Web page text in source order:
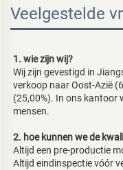
Veelgestelde
1. wie zijn wij?
Wij zijn gevestigd in
verkoop naar Oost-Azië
(25,00%). In ons kantoor
mensen.
2. hoe kunnen we de
Altijd een pre-productie
Altijd eindinspectie vóór